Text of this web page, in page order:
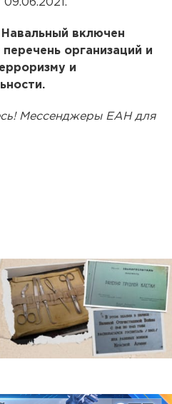
включен
организаций и
и
Мессенджеры ЕАН для